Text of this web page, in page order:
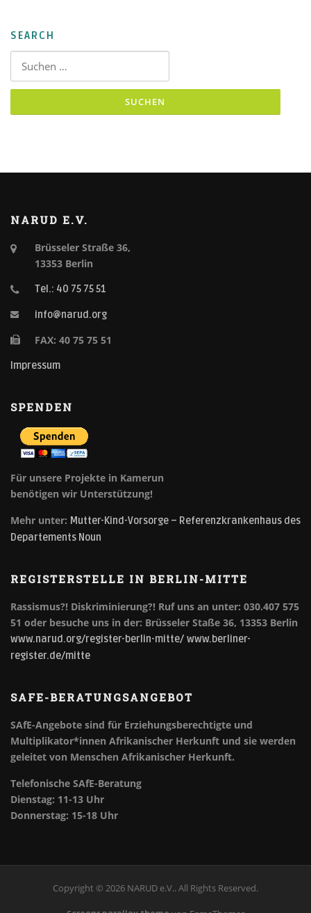
SEARCH
Suchen nach:
NARUD E.V.
Brüsseler Straße 36,
13353 Berlin
Tel.: 40 75 75 51
info@narud.org
FAX: 40 75 75 51
Impressum
SPENDEN
Für unsere Projekte in Kamerun
benötigen wir Unterstützung!
Mehr unter: Mutter-Kind-Vorsorge – Referenzkrankenhaus des
Departements Noun
REGISTERSTELLE IN BERLIN-MITTE
Rassismus?! Diskriminierung?! Ruf uns an unter: 030.407 575
51 oder besuche uns in der: Brüsseler Staße 36, 13353 Berlin
www.narud.org/register-berlin-mitte/ www.berliner-
register.de/mitte
SAFE-BERATUNGSANGEBOT
SAfE-Angebote sind für Erziehungsberechtigte und
Multiplikator*innen Afrikanischer Herkunft und sie werden
geleitet von Menschen Afrikanischer Herkunft.
Telefonische SAfE-Beratung
Dienstag: 11-13 Uhr
Donnerstag: 15-18 Uhr
Copyright © 2026 NARUD e.V.. All Rights Reserved.